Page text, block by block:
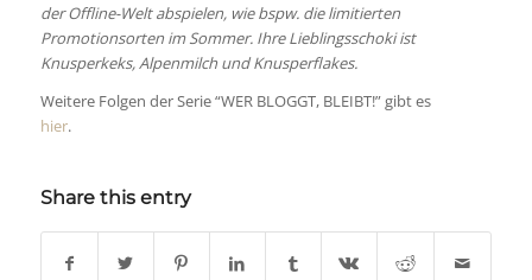
der Offline-Welt abspielen, wie bspw. die limitierten
Promotionsorten im Sommer. Ihre Lieblingsschoki ist
Knusperkeks, Alpenmilch und Knusperflakes.
Weitere Folgen der Serie “WER BLOGGT, BLEIBT!” gibt es
hier.
Share this entry